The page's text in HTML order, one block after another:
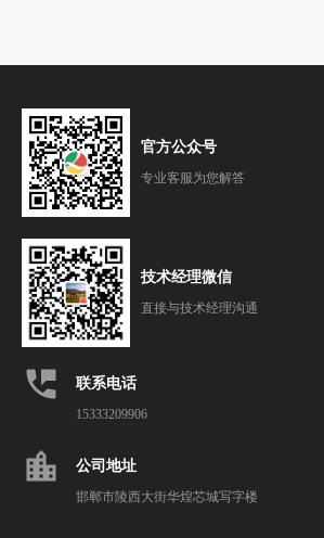
官方公众号
专业客服为您解答
技术经理微信
直接与技术经理沟通
perm_phone_msg 联系电话
15333209906
location_city 公司地址
邯郸市陵西大街华煌芯城写字楼